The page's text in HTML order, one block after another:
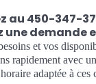
au 450-347-
une demande
et vos
rapidement avec
adaptée à ces